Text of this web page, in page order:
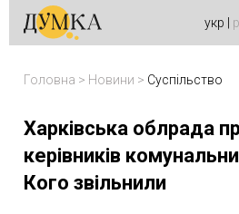
укр
Головна > Новини > Суспільство
Харківська облрада
керівників
Кого звільнили